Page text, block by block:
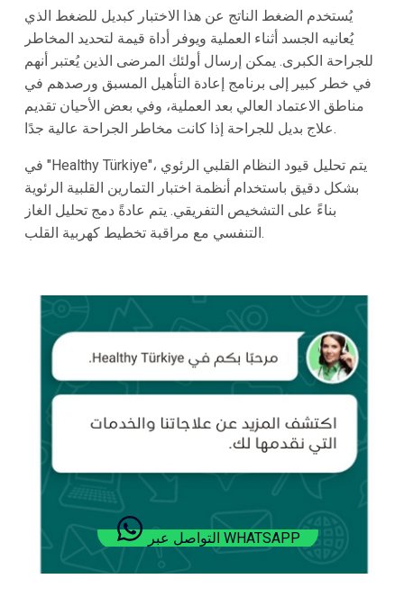
يُستخدم الضغط الناتج عن هذا الاختبار كبديل للضغط الذي
يُعانيه الجسد أثناء العملية ويوفر أداة قيمة لتحديد المخاطر
للجراحة الكبرى. يمكن إرسال أولئك المرضى الذين يُعتبر أنهم
في خطر كبير إلى برنامج إعادة التأهيل المسبق ورصدهم في
مناطق الاعتماد العالي بعد العملية، وفي بعض الأحيان تقديم
علاج بديل للجراحة إذا كانت مخاطر الجراحة عالية جدًا.
في "Healthy Türkiye"، يتم تحليل قيود النظام القلبي الرئوي
بشكل دقيق باستخدام أنظمة اختبار التمارين القلبية الرئوية
بناءً على التشخيص التفريقي. يتم عادةً دمج تحليل الغاز
التنفسي مع مراقبة تخطيط كهربية القلب.
التواصل عبر WHATSAPP